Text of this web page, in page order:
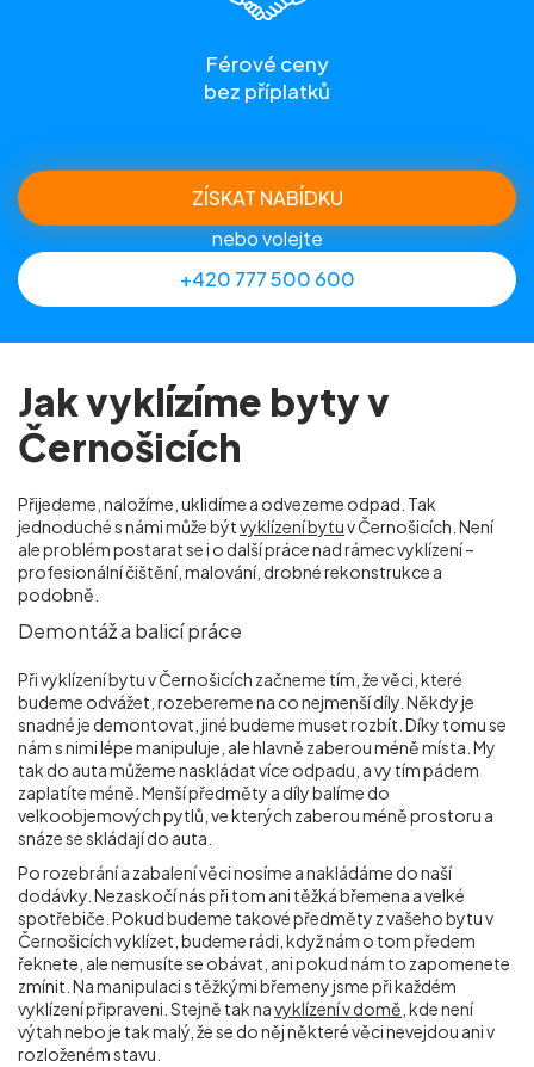
Férové ceny
bez příplatků
ZÍSKAT NABÍDKU
nebo volejte
+420 777 500 600
Jak vyklízíme byty v
Černošicích
Přijedeme, naložíme, uklidíme a odvezeme odpad. Tak
jednoduché s námi může býtvyklízení bytuv Černošicích. Není
ale problém postarat se i o další práce nad rámec vyklízení –
profesionální čištění, malování, drobné rekonstrukce a
podobně.
Demontáž a balicí práce
Při vyklízení bytu v Černošicích začneme tím, že věci, které
budeme odvážet, rozebereme na co nejmenší díly. Někdy je
snadné je demontovat, jiné budeme muset rozbít. Díky tomu se
nám s nimi lépe manipuluje, ale hlavně zaberou méně místa. My
tak do auta můžeme naskládat více odpadu, a vy tím pádem
zaplatíte méně. Menší předměty a díly balíme do
velkoobjemových pytlů, ve kterých zaberou méně prostoru a
snáze se skládají do auta.
Po rozebrání a zabalení věci nosíme a nakládáme do naší
dodávky. Nezaskočí nás při tom ani těžká břemena a velké
spotřebiče. Pokud budeme takové předměty z vašeho bytu v
Černošicích vyklízet, budeme rádi, když nám o tom předem
řeknete, ale nemusíte se obávat, ani pokud nám to zapomenete
zmínit. Na manipulaci s těžkými břemeny jsme při každém
vyklízení připraveni. Stejně tak navyklízení v domě , kde není
výtah nebo je tak malý, že se do něj některé věci nevejdou ani v
rozloženém stavu.